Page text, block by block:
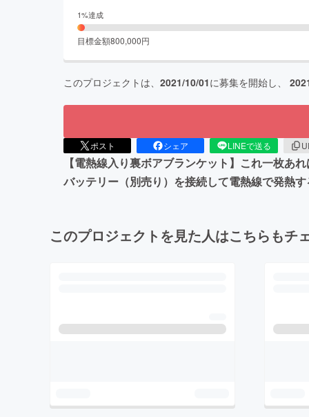
1%達成
目標金額800,000円
このプロジェクトは、 2021/10/01に募集を開始し、
ポスト シェア LINEで送る
【電熱線入り裏ボアブランケット】これ一枚あ
バッテリー（別売り）を接続して電熱線で発熱
このプロジェクトを見た人はこちらもチ